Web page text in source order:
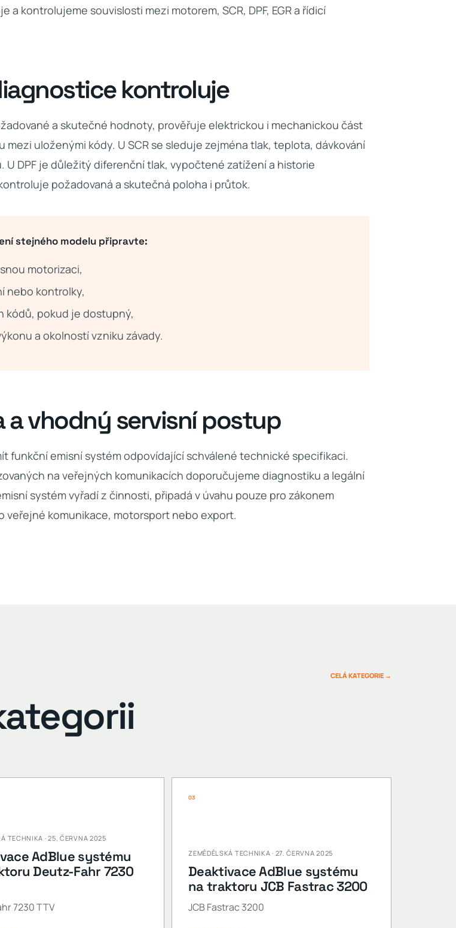
a kontrolujeme souvislosti mezi motorem, SCR, DPF, EGR a řídicí
kontroluje
a skutečné hodnoty, prověřuje elektrickou i mechanickou část
mezi uloženými kódy. U SCR se sleduje zejména tlak, teplota, dávkování
U DPF je důležitý diferenční tlak, vypočtené zatížení a historie
požadovaná a skutečná poloha i průtok.
stejného modelu připravte:
motorizaci,
nebo kontrolky,
kódů, pokud je dostupný,
a okolností vzniku závady.
a vhodný servisní postup
funkční emisní systém odpovídající schválené technické specifikaci.
na veřejných komunikacích doporučujeme diagnostiku a legální
systém vyřadí z činnosti, připadá v úvahu pouze pro zákonem
veřejné komunikace, motorsport nebo export.
CELÁ KATEGORIE →
TECHNIKA · 25. ČERVNA 2025
AdBlue systému
Deutz-Fahr 7230
7230 TTV
03
ZEMĚDĚLSKÁ TECHNIKA · 27. ČERVNA 2025
Deaktivace AdBlue systému
na traktoru JCB Fastrac 3200
JCB Fastrac 3200